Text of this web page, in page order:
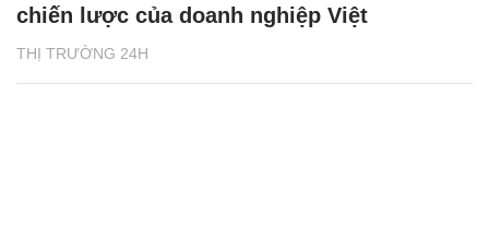
THỊ TRƯỜNG 24H
chiến lược của doanh nghiệp Việt